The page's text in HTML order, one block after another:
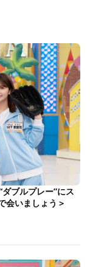
ブルプレー”にス
会いましょう＞